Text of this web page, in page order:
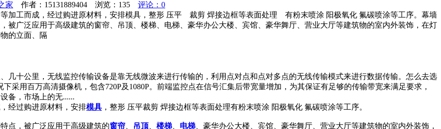
家 作者：15131889404 浏览： 135
评论：0
加工而成，经过购进原材料，安排模具，整形 压平 裁剪 焊接边框等表面处理 有粉末喷涂 阳极氧化 氟碳喷涂等工序。幕墙
被广泛应用于高级建筑的窗帘、吊顶、楼梯、电梯、豪华办公大楼、宾馆、豪华舞厅、营业大厅等建筑物的室内外装饰，在灯
的立面、隔
几十公里，无线监控传输设备是靠无线微波来进行传输的，利用点对点和点对多点的无线传输模式来进行数据传输。怎么去选
采用百万高清摄像机，包含720P及1080P。前端监控点在信号汇集后带宽量增加，为其保证有足够的传输带宽来满足要求，
备，市场上的无......
经过购进原材料，安排模具 ，整形 压平裁剪 焊接边框等表面处理有粉末喷涂 阳极氧化 氟碳喷涂等工序。
点，被广泛应用于高级建筑的窗帘 吊顶 楼梯 电梯 、豪华办公大楼、宾馆、豪华舞厅、营业大厅等建筑物的室内外装饰，